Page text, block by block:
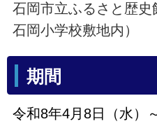
石岡市立ふるさと歴
石岡小学校敷地内）
期間
令和8年4月8日（水）